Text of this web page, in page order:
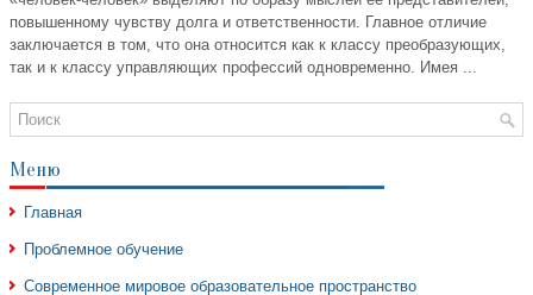
повышенному чувству долга и ответственности. Главное отличие
заключается в том, что она относится как к классу преобразующих,
так и к классу управляющих профессий одновременно. Имея ...
Меню
Главная
Проблемное обучение
Современное мировое образовательное пространство